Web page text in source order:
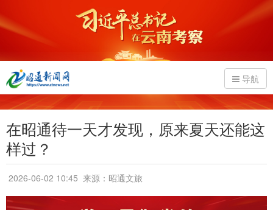
导航
在昭通待一天才发现，原来夏天还能这
样过？
2026-06-02 10:45 来源：昭通文旅